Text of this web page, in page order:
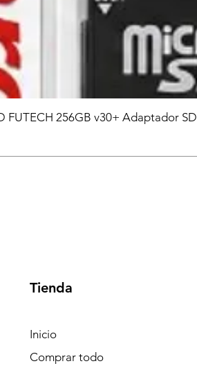
FUTECH 256GB v30+ Adaptador SD
Tienda
Inicio
Comprar todo